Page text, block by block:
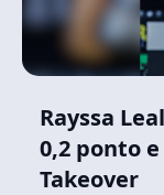
Rayssa
0,2 ponto
Takeover